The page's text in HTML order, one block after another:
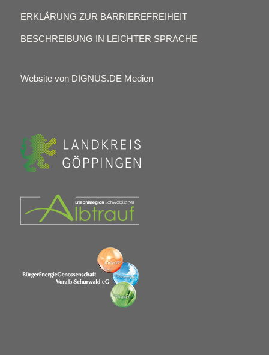
ERKLÄRUNG ZUR BARRIEREFREIHEIT
BESCHREIBUNG IN LEICHTER SPRACHE
Website von DIGNUS.DE Medien